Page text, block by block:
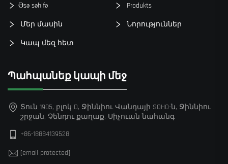
Əsə səhifə Produkts
Մեր մասին Նորություններ
Կապ մեզ հետ
Պահպանեք կապի մեջ
Տուն 1905, բլոկ D, Ջիննիու Վանդայի SOHO-ն, Ջիննիու
շրջան, Չենդու քաղաք, Սիչուան նահանգ
+86-18884139528
[email protected]